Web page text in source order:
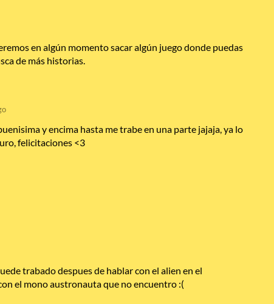
en algún momento sacar algún juego donde puedas
de más historias.
y encima hasta me trabe en una parte jajaja, ya lo
felicitaciones <3
trabado despues de hablar con el alien en el
el mono austronauta que no encuentro :(